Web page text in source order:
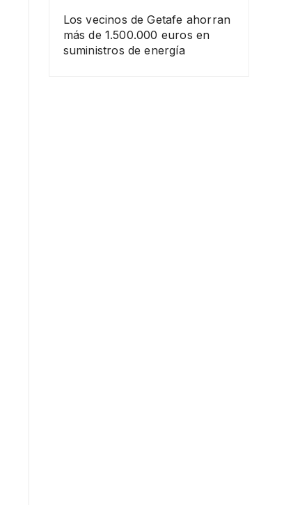
Los vecinos de Getafe ahorran
más de 1.500.000 euros en
suministros de energía